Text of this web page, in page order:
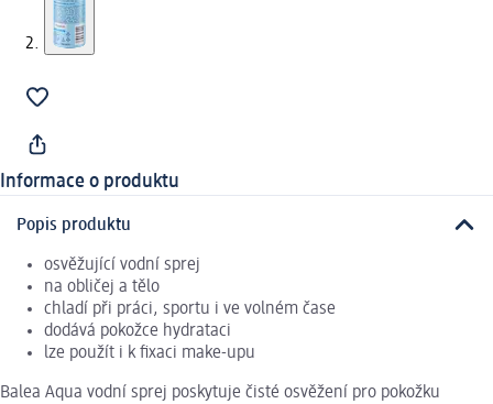
Informace o produktu
Popis produktu
osvěžující vodní sprej
na obličej a tělo
chladí při práci, sportu i ve volném čase
dodává pokožce hydrataci
lze použít i k fixaci make-upu
Balea Aqua vodní sprej poskytuje čisté osvěžení pro pokožku